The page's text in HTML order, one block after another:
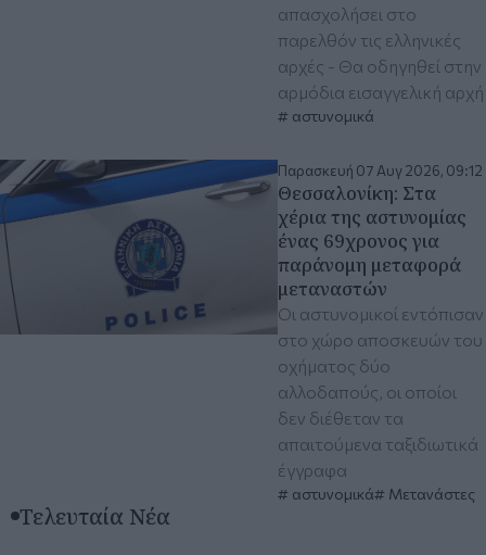
απασχολήσει στο
παρελθόν τις ελληνικές
αρχές - Θα οδηγηθεί στην
αρμόδια εισαγγελική αρχή
αστυνομικά
Παρασκευή 07 Αυγ 2026, 09:12
Θεσσαλονίκη: Στα
χέρια της αστυνομίας
ένας 69χρονος για
παράνομη μεταφορά
μεταναστών
Οι αστυνομικοί εντόπισαν
στο χώρο αποσκευών του
οχήματος δύο
αλλοδαπούς, οι οποίοι
δεν διέθεταν τα
απαιτούμενα ταξιδιωτικά
έγγραφα
αστυνομικά Μετανάστες
Τελευταία Νέα